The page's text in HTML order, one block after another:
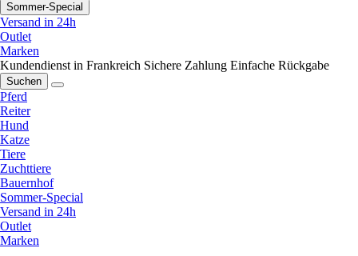
Sommer-Special
Versand in 24h
Outlet
Marken
Kundendienst in Frankreich Sichere Zahlung Einfache Rückgabe
Suchen
Pferd
Reiter
Hund
Katze
Tiere
Zuchttiere
Bauernhof
Sommer-Special
Versand in 24h
Outlet
Marken